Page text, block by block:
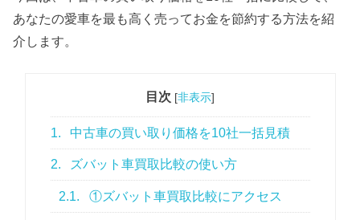
あなたの愛車を最も高く売ってお金を節約する方法を紹
介します。
目次 [非表示]
1. 中古車の買い取り価格を10社一括見積
2. ズバット車買取比較の使い方
2.1. ①ズバット車買取比較にアクセス